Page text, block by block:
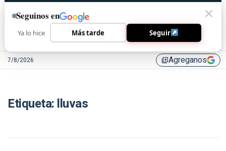
7/8/2026 library_addAgreganos
Etiqueta: lluvas
Seguinos en
Ya lo hice Más tarde Seguir